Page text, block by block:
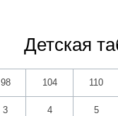
Детская
98 104 110
3 4 5